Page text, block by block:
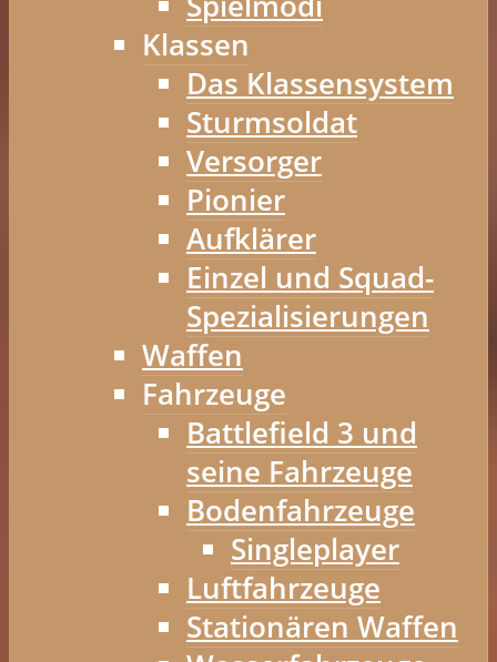
Klassen
Das Klassensystem
Sturmsoldat
Versorger
Pionier
Aufklärer
Einzel und Squad-
Spezialisierungen
Waffen
Fahrzeuge
Battlefield 3 und
seine Fahrzeuge
Bodenfahrzeuge
Singleplayer
Luftfahrzeuge
Stationären Waffen